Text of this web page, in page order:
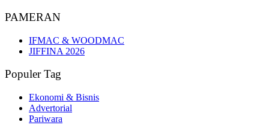
PAMERAN
IFMAC & WOODMAC
JIFFINA 2026
Populer Tag
Ekonomi & Bisnis
Advertorial
Pariwara